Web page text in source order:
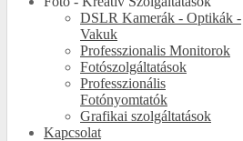
DSLR Kamerák - Optikák -
Vakuk
Professzionalis Monitorok
Fotószolgáltatások
Professzionális
Fotónyomtatók
Grafikai szolgáltatások
Kapcsolat